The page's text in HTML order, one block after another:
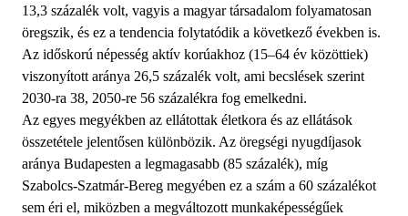
13,3 százalék volt, vagyis a magyar társadalom folyamatosan
öregszik, és ez a tendencia folytatódik a következő években is.
Az időskorú népesség aktív korúakhoz (15–64 év közöttiek)
viszonyított aránya 26,5 százalék volt, ami becslések szerint
2030-ra 38, 2050-re 56 százalékra fog emelkedni.
Az egyes megyékben az ellátottak életkora és az ellátások
összetétele jelentősen különbözik. Az öregségi nyugdíjasok
aránya Budapesten a legmagasabb (85 százalék), míg
Szabolcs-Szatmár-Bereg megyében ez a szám a 60 százalékot
sem éri el, miközben a megváltozott munkaképességűek